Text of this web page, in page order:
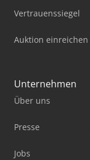
Vertrauenssiegel
Auktion einreichen
Unternehmen
Über uns
Presse
Jobs